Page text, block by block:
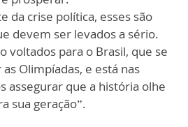
da crise política, esses são
devem ser levados a sério.
voltados para o Brasil, que se
Olimpíadas, e está nas
assegurar que a história olhe
sua geração”.